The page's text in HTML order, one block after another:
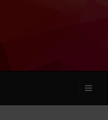
Toggle